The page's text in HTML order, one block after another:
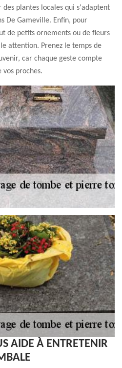
plantes locales qui s'adaptent
De Gameville. Enfin, pour
de petits ornements ou de fleurs
attention. Prenez le temps de
car chaque geste compte
proches.
AIDE À ENTRETENIR